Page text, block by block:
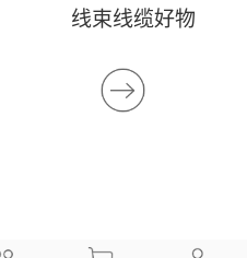
线束线缆好物